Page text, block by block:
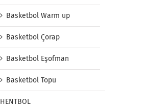
Basketbol Warm up
Basketbol Çorap
Basketbol Eşofman
Basketbol Topu
HENTBOL